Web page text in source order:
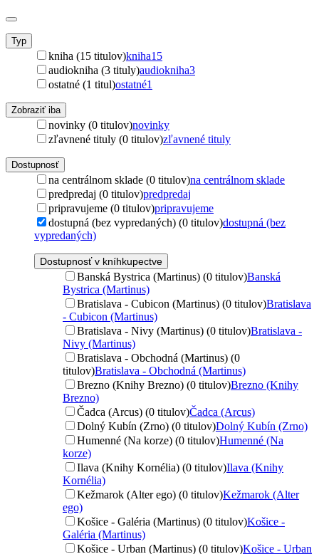
Typ
kniha (15 titulov)kniha15
audiokniha (3 tituly)audiokniha3
ostatné (1 titul)ostatné1
Zobraziť iba
novinky (0 titulov)novinky
zľavnené tituly (0 titulov)zľavnené tituly
Dostupnosť
na centrálnom sklade (0 titulov)na centrálnom sklade
predpredaj (0 titulov)predpredaj
pripravujeme (0 titulov)pripravujeme
dostupná (bez vypredaných) (0 titulov)dostupná (bez
vypredaných)
Dostupnosť v kníhkupectve
Banská Bystrica (Martinus) (0 titulov)Banská
Bystrica (Martinus)
Bratislava - Cubicon (Martinus) (0 titulov)Bratislava
- Cubicon (Martinus)
Bratislava - Nivy (Martinus) (0 titulov)Bratislava -
Nivy (Martinus)
Bratislava - Obchodná (Martinus) (0
titulov)Bratislava - Obchodná (Martinus)
Brezno (Knihy Brezno) (0 titulov)Brezno (Knihy
Brezno)
Čadca (Arcus) (0 titulov)Čadca (Arcus)
Dolný Kubín (Zrno) (0 titulov)Dolný Kubín (Zrno)
Humenné (Na korze) (0 titulov)Humenné (Na
korze)
Ilava (Knihy Kornélia) (0 titulov)Ilava (Knihy
Kornélia)
Kežmarok (Alter ego) (0 titulov)Kežmarok (Alter
ego)
Košice - Galéria (Martinus) (0 titulov)Košice -
Galéria (Martinus)
Košice - Urban (Martinus) (0 titulov)Košice - Urban